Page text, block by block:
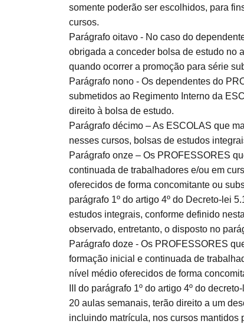
somente poderão ser escolhidos, para
cursos.
Parágrafo oitavo - No caso do
obrigada a conceder bolsa de estudo no
quando ocorrer a promoção para série
Parágrafo nono - Os dependentes do
submetidos ao Regimento Interno da
direito à bolsa de estudo.
Parágrafo décimo – As ESCOLAS que
nesses cursos, bolsas de estudos
Parágrafo onze – Os PROFESSORES
continuada de trabalhadores e/ou em
oferecidos de forma concomitante ou
parágrafo 1º do artigo 4º do Decreto-lei
estudos integrais, conforme definido
observado, entretanto, o disposto no
Parágrafo doze - Os PROFESSORES
formação inicial e continuada de
nível médio oferecidos de forma
III do parágrafo 1º do artigo 4º do
20 aulas semanais, terão direito a um
incluindo matrícula, nos cursos